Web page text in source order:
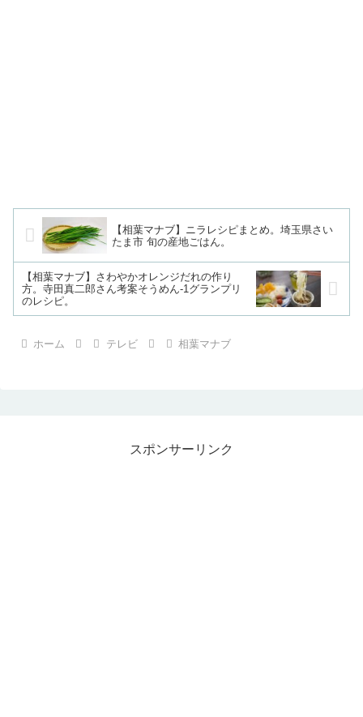
【相葉マナブ】ニラレシピまとめ。埼玉県さい
たま市 旬の産地ごはん。
【相葉マナブ】さわやかオレンジだれの作り
方。寺田真二郎さん考案そうめん-1グランプリ
のレシピ。
ホーム テレビ 相葉マナブ
スポンサーリンク